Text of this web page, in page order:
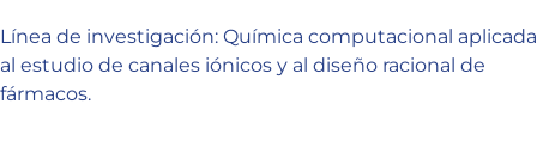
Línea de investigación: Química computacional aplicada
al estudio de canales iónicos y al diseño racional de
fármacos.